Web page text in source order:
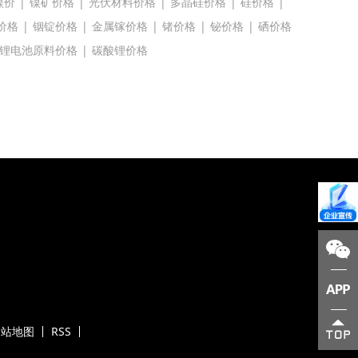
格 | 铟锭价格 | 金属镓价格 | 锗价格 | 铋价格 | 硒价格
锂电池原料价格 | 碳酸锂价格
地图 RSS